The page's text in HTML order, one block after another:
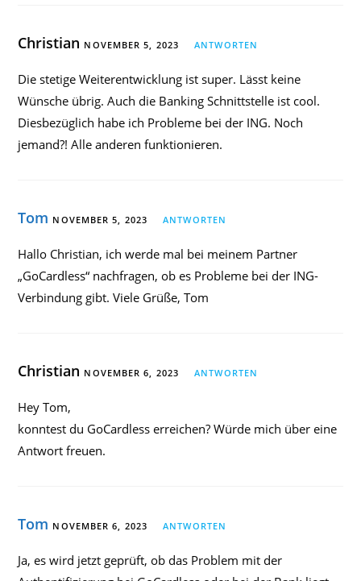
Christian NOVEMBER 5, 2023 ANTWORTEN
Die stetige Weiterentwicklung ist super. Lässt keine
Wünsche übrig. Auch die Banking Schnittstelle ist cool.
Diesbezüglich habe ich Probleme bei der ING. Noch
jemand?! Alle anderen funktionieren.
Tom NOVEMBER 5, 2023 ANTWORTEN
Hallo Christian, ich werde mal bei meinem Partner
„GoCardless“ nachfragen, ob es Probleme bei der ING-
Verbindung gibt. Viele Grüße, Tom
Christian NOVEMBER 6, 2023 ANTWORTEN
Hey Tom,
konntest du GoCardless erreichen? Würde mich über eine
Antwort freuen.
Tom NOVEMBER 6, 2023 ANTWORTEN
Ja, es wird jetzt geprüft, ob das Problem mit der